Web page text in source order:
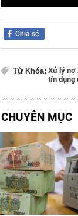
Chia sẻ
Từ Khóa: Xử lý nợ
tín dụng
MỤC